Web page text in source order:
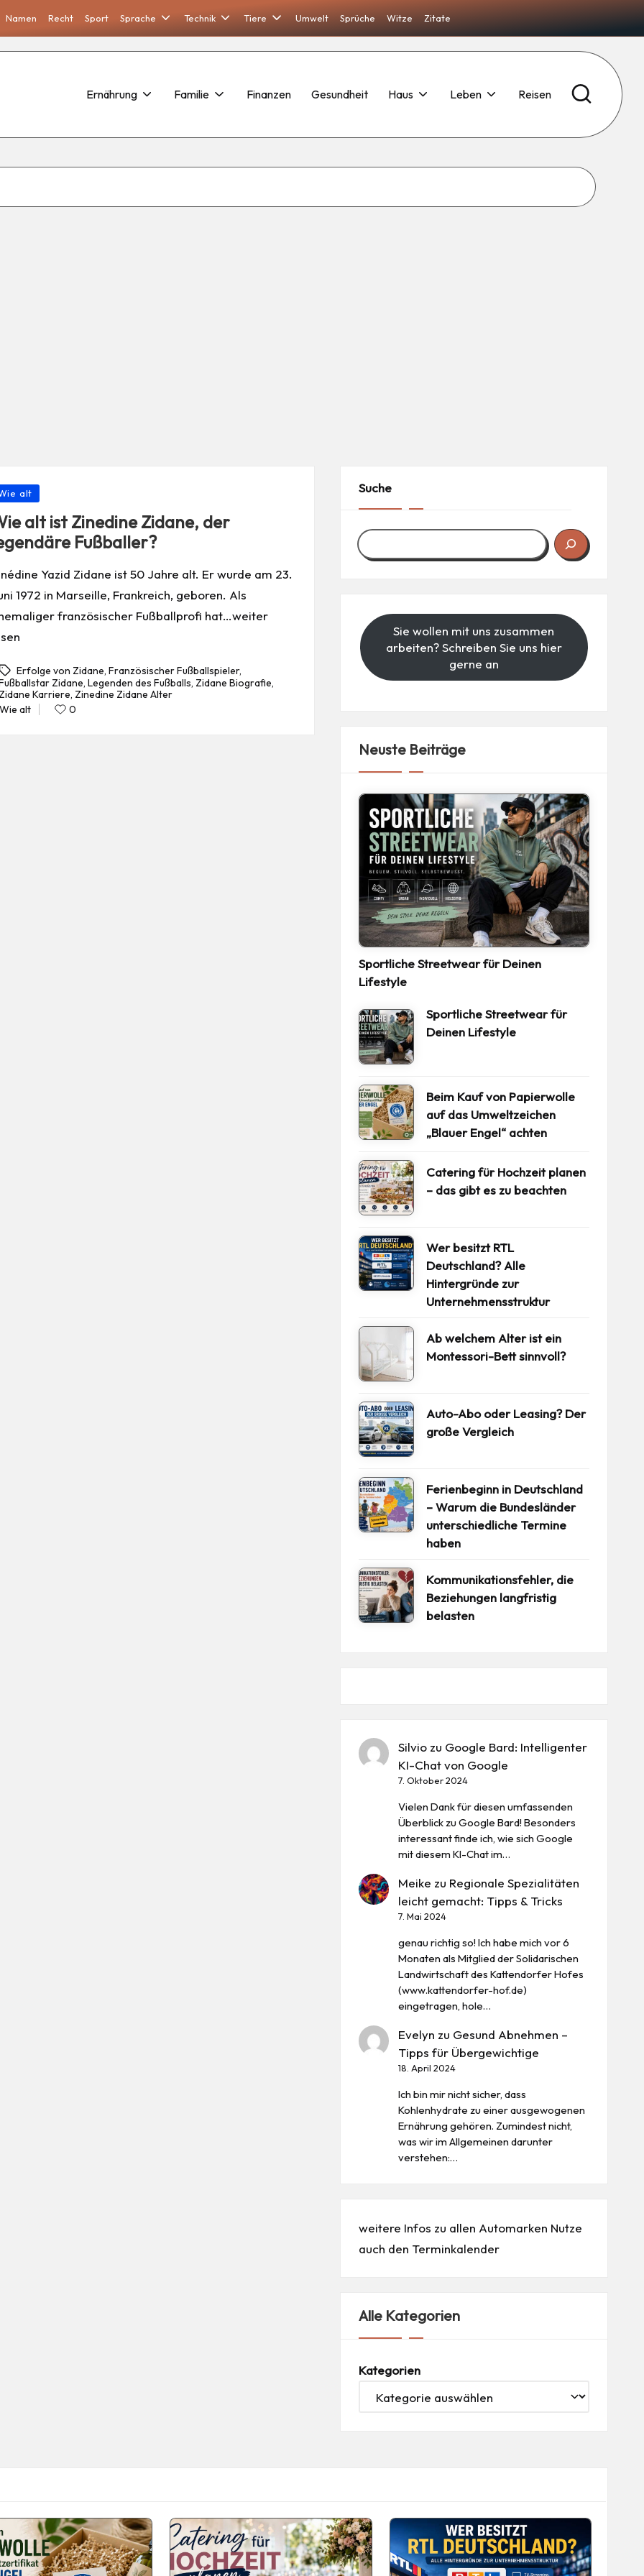
Namen Recht Sport Sprache Technik Tiere Umwelt Sprüche Witze Zitate
Ernährung Familie Finanzen Gesundheit Haus Leben Reisen
alt
alt ist Zinedine Zidane, der
Fußballer?
Yazid Zidane ist 50 Jahre alt. Er wurde am 23.
1972 in Marseille, Frankreich, geboren. Als
französischer Fußballprofi hat…weiter
Erfolge von Zidane,Französischer Fußballspieler,
Zidane,Legenden des Fußballs, Zidane Biografie,
Karriere, Zinedine Zidane Alter
alt 0
Suche
Sie wollen mit uns zusammen
arbeiten? Schreiben Sie uns hier
gerne an
Neuste Beiträge
Sportliche Streetwear für Deinen
Lifestyle
Sportliche Streetwear für
Deinen Lifestyle
Beim Kauf von Papierwolle
auf das Umweltzeichen
„Blauer Engel“ achten
Catering für Hochzeit planen
– das gibt es zu beachten
Wer besitzt RTL
Deutschland? Alle
Hintergründe zur
Unternehmensstruktur
Ab welchem Alter ist ein
Montessori-Bett sinnvoll?
Auto-Abo oder Leasing? Der
große Vergleich
Ferienbeginn in Deutschland
– Warum die Bundesländer
unterschiedliche Termine
haben
Kommunikationsfehler, die
Beziehungen langfristig
belasten
Silvio zu Google Bard: Intelligenter
KI-Chat von Google
7. Oktober 2024
Vielen Dank für diesen umfassenden
Überblick zu Google Bard! Besonders
interessant finde ich, wie sich Google
mit diesem KI-Chat im…
Meike zu Regionale Spezialitäten
leicht gemacht: Tipps & Tricks
7. Mai 2024
genau richtig so! Ich habe mich vor 6
Monaten als Mitglied der Solidarischen
Landwirtschaft des Kattendorfer Hofes
(www.kattendorfer-hof.de)
eingetragen, hole…
Evelyn zu Gesund Abnehmen –
Tipps für Übergewichtige
18. April 2024
Ich bin mir nicht sicher, dass
Kohlenhydrate zu einer ausgewogenen
Ernährung gehören. Zumindest nicht,
was wir im Allgemeinen darunter
verstehen:…
weitere Infos zu allen Automarken Nutze
auch den Terminkalender
Alle Kategorien
Kategorien